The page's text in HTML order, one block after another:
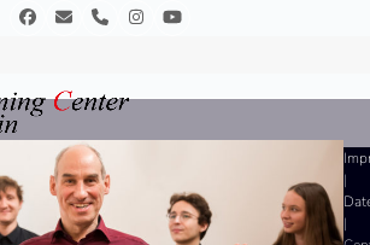
Facebook
E- TelefonInstagramYouTube
|
|